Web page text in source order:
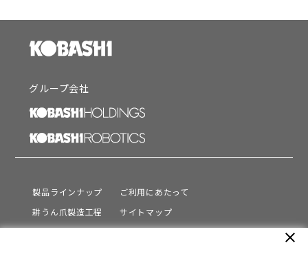
グループ会社
製品ラインナップ
耕うん爪製造工程
サポート
ご利用にあたって
サイトマップ
プライバシーポリシー
close